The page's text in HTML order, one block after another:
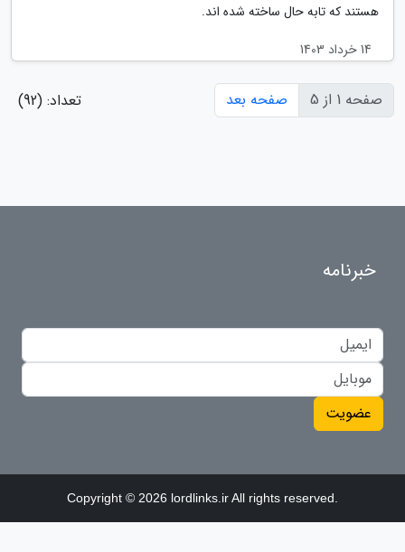
هستند که تابه حال ساخته شده اند.
14 خرداد 1403
صفحه 1 از 5 صفحه بعد تعداد: (92)
خبرنامه
عضویت
Copyright © 2026 lordlinks.ir All rights reserved.